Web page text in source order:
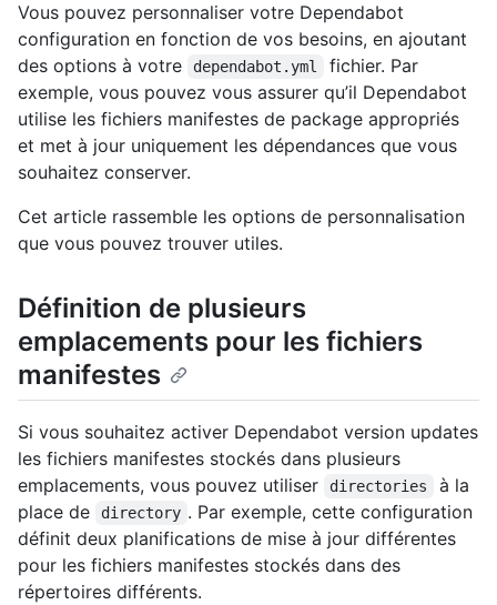
Vous pouvez personnaliser votre Dependabot
configuration en fonction de vos besoins, en ajoutant
des options à votre
dependabot.yml
fichier. Par
exemple, vous pouvez vous assurer qu’il Dependabot
utilise les fichiers manifestes de package appropriés
et met à jour uniquement les dépendances que vous
souhaitez conserver.
Cet article rassemble les options de personnalisation
que vous pouvez trouver utiles.
Définition de plusieurs
emplacements pour les fichiers
manifestes
Si vous souhaitez activer Dependabot version updates
les fichiers manifestes stockés dans plusieurs
emplacements, vous pouvez utiliser
directories
à la
place de
directory . Par exemple, cette configuration
définit deux planifications de mise à jour différentes
pour les fichiers manifestes stockés dans des
répertoires différents.